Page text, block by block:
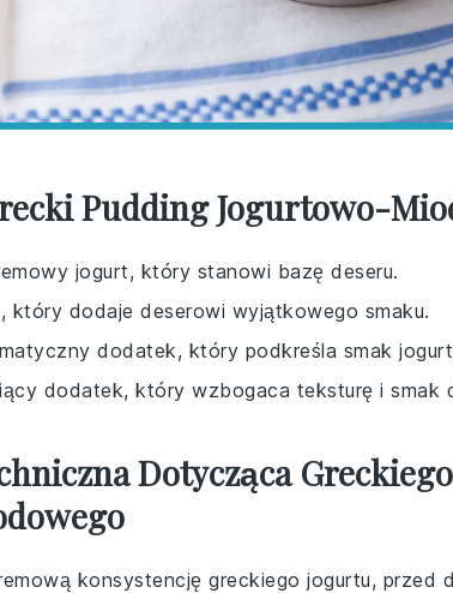
Pudding Jogurtowo-
jogurt, który stanowi bazę deseru.
który dodaje deserowi wyjątkowego smaku.
dodatek, który podkreśla smak
dodatek, który wzbogaca teksturę i smak
Dotycząca
konsystencję greckiego jogurtu, przed